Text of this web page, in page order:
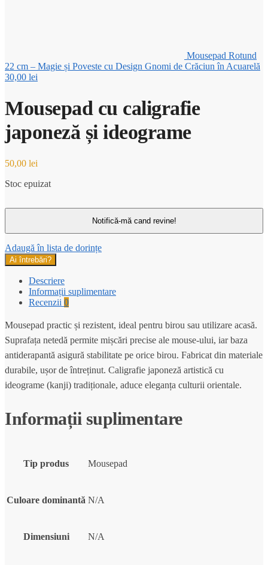
Mousepad Rotund
22 cm – Magie și Poveste cu Design Gnomi de Crăciun în Acuarelă
30,00 lei
Mousepad cu caligrafie
japoneză și ideograme
50,00 lei
Stoc epuizat
Adaugă în lista de dorințe
Ai întrebări?
Descriere
Informații suplimentare
Recenzii 0
Mousepad practic și rezistent, ideal pentru birou sau utilizare acasă.
Suprafața netedă permite mișcări precise ale mouse-ului, iar baza
antiderapantă asigură stabilitate pe orice birou. Fabricat din materiale
durabile, ușor de întreținut. Caligrafie japoneză artistică cu
ideograme (kanji) tradiționale, aduce eleganța culturii orientale.
Informații suplimentare
Tip produs Mousepad
Culoare dominantă N/A
Dimensiuni N/A